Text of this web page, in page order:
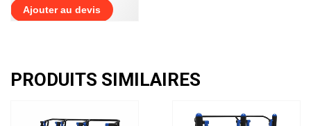
Ajouter au devis
PRODUITS SIMILAIRES